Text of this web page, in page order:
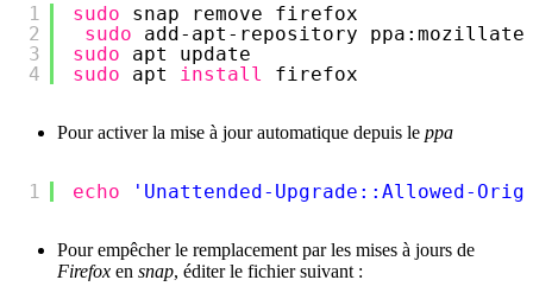
1
2
3
4
sudo
snap remove firefox
sudo
add-apt-repository
sudo
apt update
sudo
apt install firefox
Pour activer la mise à jour automatique depuis le ppa
1 echo 'Unattended-Upgrade::Allowed-
Pour empêcher le remplacement par les mises à jours de
Firefox en snap, éditer le fichier suivant :